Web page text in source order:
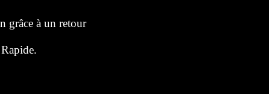
grâce à un retour